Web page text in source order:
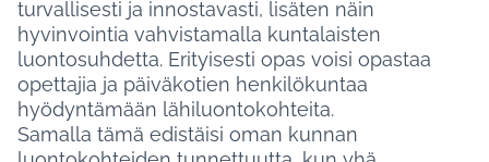
turvallisesti ja innostavasti, lisäten näin
hyvinvointia vahvistamalla kuntalaisten
luontosuhdetta. Erityisesti opas voisi opastaa
opettajia ja päiväkotien henkilökuntaa
hyödyntämään lähiluontokohteita.
Samalla tämä edistäisi oman kunnan